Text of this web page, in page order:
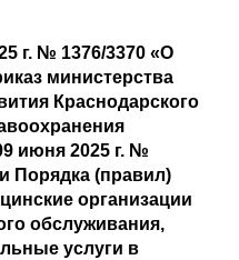
г. № 1376/3370 «О
министерства
Краснодарского
июня 2025 г. №
Порядка (правил)
организации
обслуживания,
услуги в